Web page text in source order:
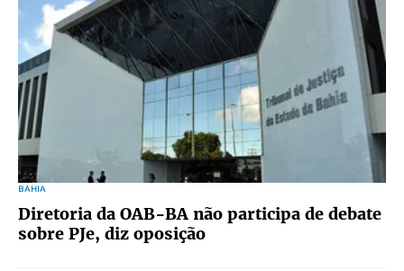
BAHIA
Diretoria da OAB-BA não participa de debate
sobre PJe, diz oposição